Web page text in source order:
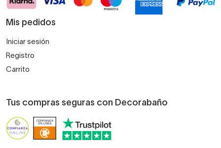
Mis pedidos
Iniciar sesión
Registro
Carrito
Tus compras seguras con Decorabaño